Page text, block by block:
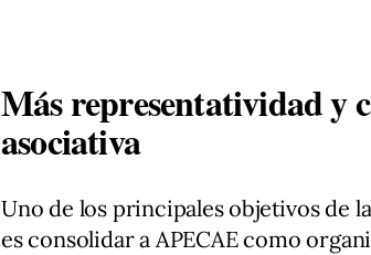
Más representatividad y
asociativa
Uno de los principales objetivos de
es consolidar a APECAE como